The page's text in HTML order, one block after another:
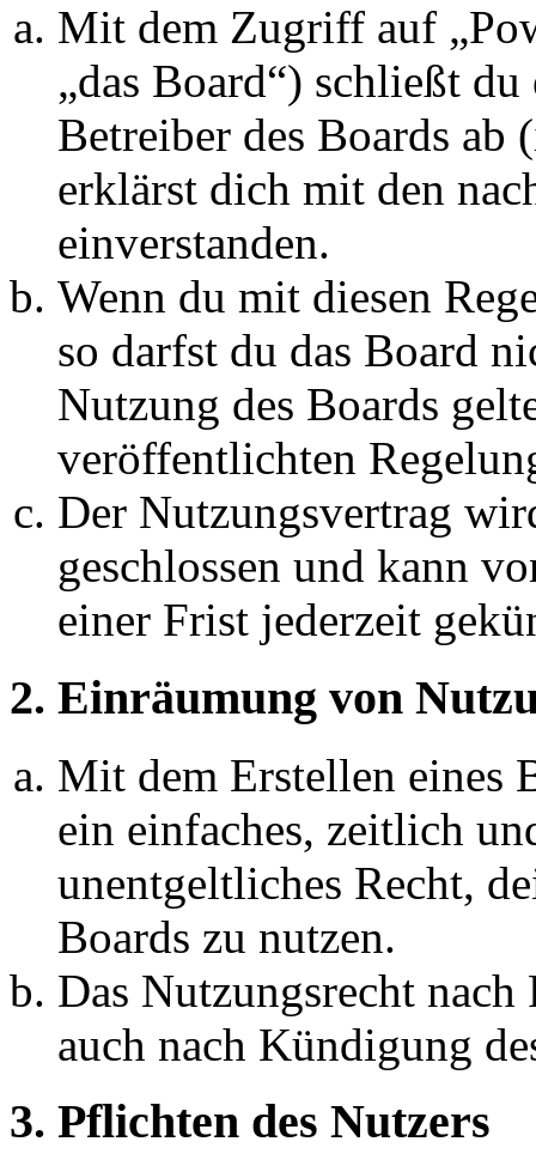
Mit dem Zugriff auf
„das Board“) schließt
Betreiber des Boards ab
erklärst dich mit den
einverstanden.
Wenn du mit diesen
so darfst du das Board
Nutzung des Boards
veröffentlichten
Der Nutzungsvertrag
geschlossen und kann
einer Frist jederzeit
2. Einräumung von
Mit dem Erstellen eines
ein einfaches, zeitlich
unentgeltliches Recht,
Boards zu nutzen.
Das Nutzungsrecht
auch nach Kündigung
3. Pflichten des Nutzers